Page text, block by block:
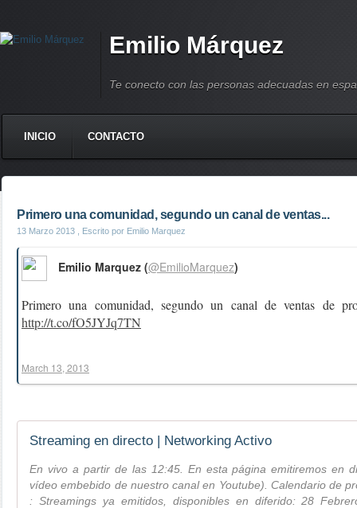
Emilio Márquez
Te conecto con las personas adecuadas en
INICIO CONTACTO
Primero una comunidad, segundo un canal de ventas...
13 Marzo 2013 , Escrito por Emilio Marquez
Primero una comunidad, segundo un canal de ventas de
http://t.co/fO5JYJq7TN
Emilio Marquez (@EmilioMarquez)
March 13, 2013
Streaming en directo | Networking Activo
En vivo a partir de las 12:45. En esta página emitiremos en
vídeo embebido de nuestro canal en Youtube). Calendario de
: Streamings ya emitidos, disponibles en diferido: 28